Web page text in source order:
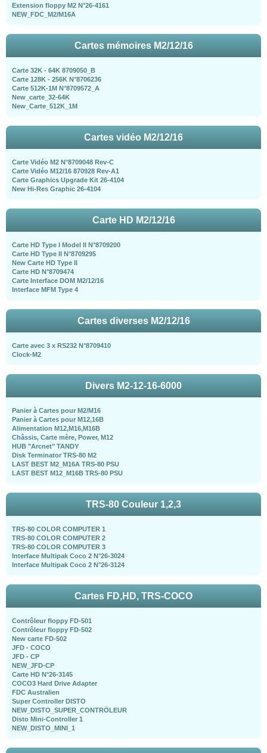
Extension floppy M2 N°26-4161
NEW_FDC_M2/M16A
Cartes mémoires M2/12/16
Carte 32K - 64K 8709050_B
Carte 128K - 256K N°8706236
Carte 512K-1M N°8709572_A
New_carte_32-64K
New_Carte_512K_1M
Cartes vidéo M2/12/16
Carte Vidéo M2 N°8709048 Rev-C
Carte Vidéo M12/16 870928 Rev-A1
Carte Graphics Upgrade Kit 26-4104
New Hi-Res Graphic 26-4104
Carte HD M2/12/16
Carte HD Type I Model II N°8709200
Carte HD Type II N°8709295
New Carte HD Type II
Carte HD N°8709474
Carte Interface DOM M2/12/16
Interface MFM Type 4
Cartes diverses M2/12/16
Carte avec 3 x RS232 N°8709410
Clock-M2
Divers M2-12-16-6000
Panier à Cartes pour M2/M16
Panier à Cartes pour M12,16B
Alimentation M12,M16,M16B
Châssis, Carte mère, Power, M12
HUB "Arcnet" TANDY
Disk Terminator TRS-80 M2
LAST BEST M2_M16A TRS-80 PSU
LAST BEST M12_M16B TRS-80 PSU
TRS-80 Couleur 1,2,3
TRS-80 COLOR COMPUTER 1
TRS-80 COLOR COMPUTER 2
TRS-80 COLOR COMPUTER 3
Interface Multipak Coco 2 N°26-3024
Interface Multipak Coco 2 N°26-3124
Cartes FD,HD, TRS-COCO
Contrôleur floppy FD-501
Contrôleur floppy FD-502
New carte FD-502
JFD - COCO
JFD - CP
NEW_JFD-CP
Carte HD N°26-3145
COCO3 Hard Drive Adapter
FDC Australien
Super Controller DISTO
NEW_DISTO_SUPER_CONTRÖLEUR
Disto Mini-Controller 1
NEW_DISTO_MINI_1